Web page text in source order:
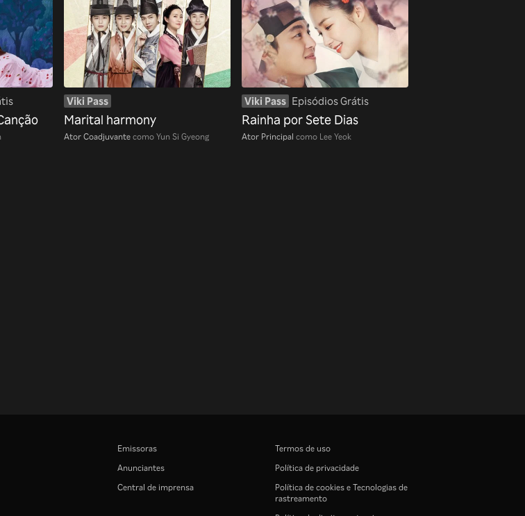
Viki Pass
Marital harmony
Ator Coadjuvantecomo Yun Si Gyeong
Viki Pass Episódios Grátis
Rainha por Sete Dias
Ator Principal como Lee Yeok
Emissoras
Anunciantes
Central de imprensa
Termos de uso
Política de privacidade
Política de cookies e Tecnologias de
rastreamento